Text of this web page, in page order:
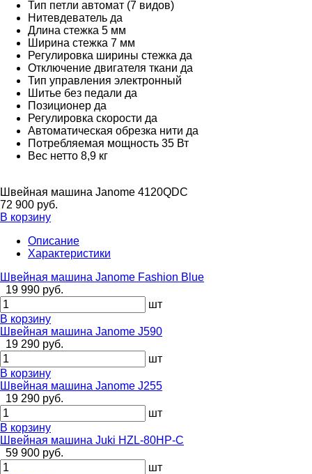
Тип петли автомат (7 видов)
Нитевдеватель да
Длина стежка 5 мм
Ширина стежка 7 мм
Регулировка ширины стежка да
Отключение двигателя ткани да
Тип управления электронный
Шитье без педали да
Позиционер да
Регулировка скорости да
Автоматическая обрезка нити да
Потребляемая мощность 35 Вт
Вес нетто 8,9 кг
Швейная машина Janome 4120QDC
72 900 руб.
В корзину
Описание
Характеристики
Швейная машина Janome Fashion Blue
19 990 руб.
шт
В корзину
Швейная машина Janome J590
19 290 руб.
шт
В корзину
Швейная машина Janome J255
19 290 руб.
шт
В корзину
Швейная машина Juki HZL-80HP-С
59 900 руб.
шт